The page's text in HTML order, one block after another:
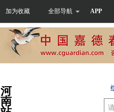
加为收藏 全部导航 APP
河
南